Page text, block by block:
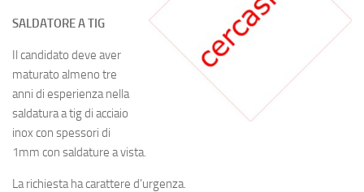
SALDATORE A TIG
Il candidato deve aver
maturato almeno tre
anni di esperienza nella
saldatura a tig di acciaio
inox con spessori di
1mm con saldature a vista.
La richiesta ha carattere d’urgenza.